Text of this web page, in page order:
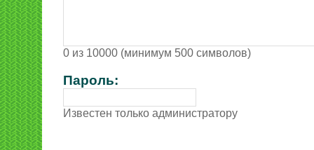
0 из 10000 (минимум 500 символов)
Пароль:
Известен только администратору